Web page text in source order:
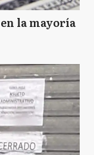
la mayoría